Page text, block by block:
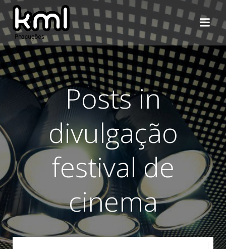
Pular
para
conteúdo
Posts in
divulgação
festival de
cinema